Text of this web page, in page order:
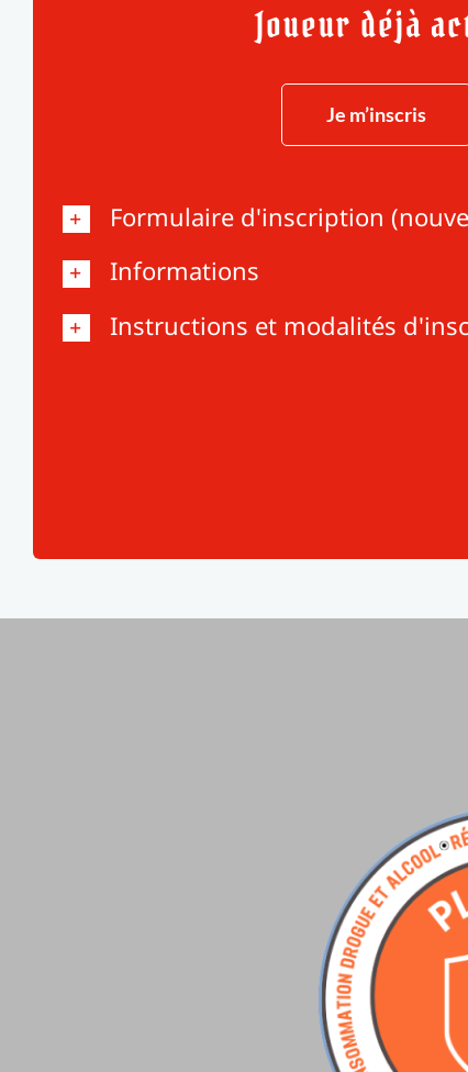
Joueur déjà
Je m’inscris
Formulaire d'inscription
Informations
Instructions et modalités